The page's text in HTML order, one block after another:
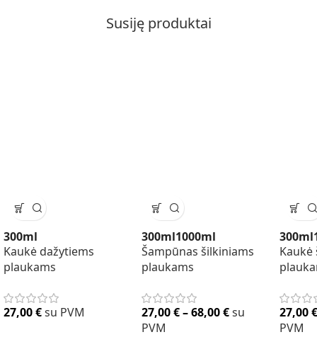
Susiję produktai
300ml
Kaukė dažytiems
plaukams
27,00€su PVM
300ml1000ml
Šampūnas šilkiniams
plaukams
27,00€–68,00€su
PVM
300ml
27,00€
PVM